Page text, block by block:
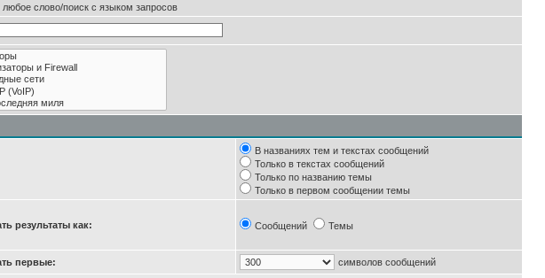
любое слово/поиск с языком запросов
В названиях тем и текстах сообщений
Только в текстах сообщений
Только по названию темы
Только в первом сообщении темы
результаты как: Сообщений Темы
первые: символов сообщений